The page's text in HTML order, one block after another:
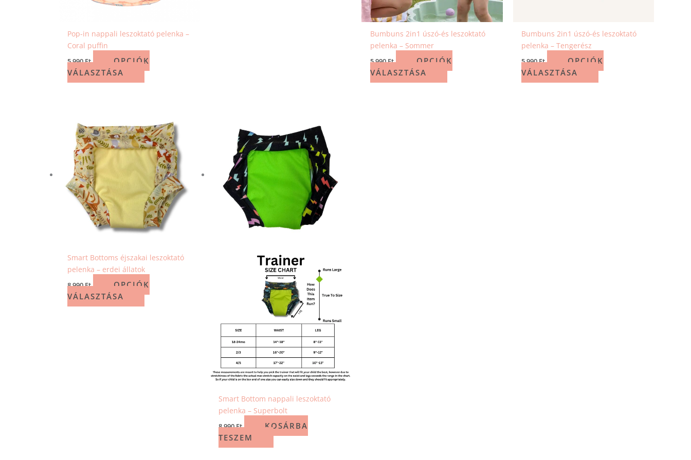
Pop-in nappali leszoktató pelenka –
Coral puffin
5 990Ft
OPCIÓK
VÁLASZTÁSA
Bumbuns 2in1 úszó-és leszoktató
pelenka – Sommer
5 990Ft
OPCIÓK
VÁLASZTÁSA
Bumbuns 2in1 úszó-és leszoktató
pelenka – Tengerész
5 990Ft
OPCIÓK
VÁLASZTÁSA
Smart Bottoms éjszakai leszoktató
pelenka – erdei állatok
8 990Ft
OPCIÓK
VÁLASZTÁSA
terméknek
több
variációja
van.
változatok
a
termékoldalon
választhatók
Smart Bottom nappali leszoktató
pelenka – Superbolt
8 990Ft
KOSÁRBA
TESZEM